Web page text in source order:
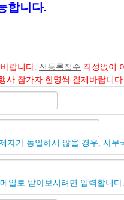
합니다.
랍니다. 선등록접수 작성없이
사 참가자 한명씩 결제바랍니다.
자가 동일하시 않을 경우, 사무
일로 받아보시려면 입력합니다.